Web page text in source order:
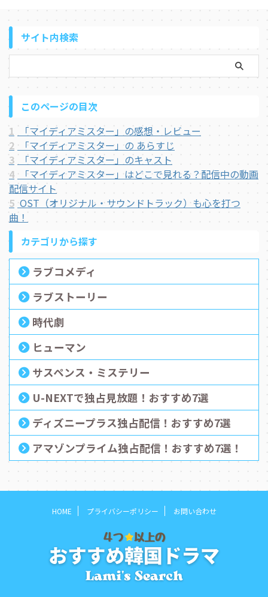
ています。
サイト内検索
このページの目次
1 「マイディアミスター」の感想・レビュー
2 「マイディアミスター」の あらすじ
3 「マイディアミスター」のキャスト
4 「マイディアミスター」はどこで見れる？配信中の動画
配信サイト
5 OST（オリジナル・サウンドトラック）も心を打つ
曲！
カテゴリから探す
ラブコメディ
ラブストーリー
時代劇
ヒューマン
サスペンス・ミステリー
U-NEXTで独占見放題！おすすめ7選
ディズニープラス独占配信！おすすめ7選
アマゾンプライム独占配信！おすすめ7選！
HOME プライバシーポリシー お問い合わせ